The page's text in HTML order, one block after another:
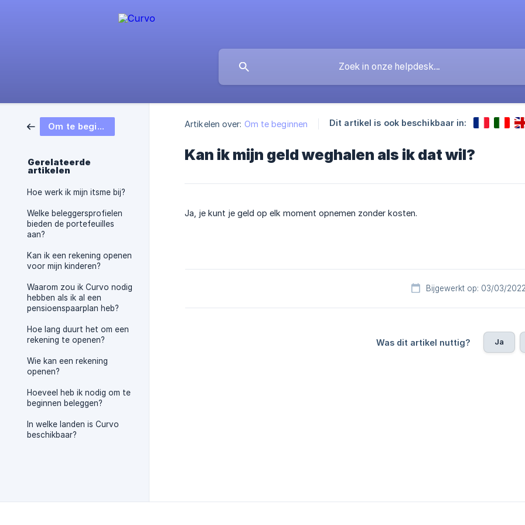
Om te beginnen
Gerelateerde
artikelen
Hoe werk ik mijn itsme bij?
Welke beleggersprofielen
bieden de portefeuilles
aan?
Kan ik een rekening openen
voor mijn kinderen?
Waarom zou ik Curvo nodig
hebben als ik al een
pensioenspaarplan heb?
Hoe lang duurt het om een
rekening te openen?
Wie kan een rekening
openen?
Hoeveel heb ik nodig om te
beginnen beleggen?
In welke landen is Curvo
beschikbaar?
Artikelen over: Om te beginnen Dit artikel is ook beschikbaar in:
Kan ik mijn geld weghalen als ik dat wil?
Ja, je kunt je geld op elk moment opnemen zonder kosten.
Bijgewerkt op: 03/03/2022
Was dit artikel nuttig? Ja